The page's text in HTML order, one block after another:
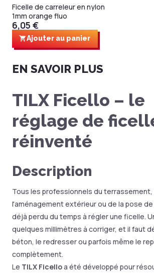
Ficelle de carreleur en nylon
1mm orange fluo
6,05 €
Ajouter au panier
EN SAVOIR PLUS
TILX Ficello – le
réglage de
réinventé
Description
Tous les professionnels du terrassement,
l'aménagement extérieur ou de la pose
déjà perdu du temps à régler une ficelle.
quelques millimètres à corriger, et il faut
béton, le redresser ou parfois même le
complètement.
Le TILX Ficelloa été développé pour